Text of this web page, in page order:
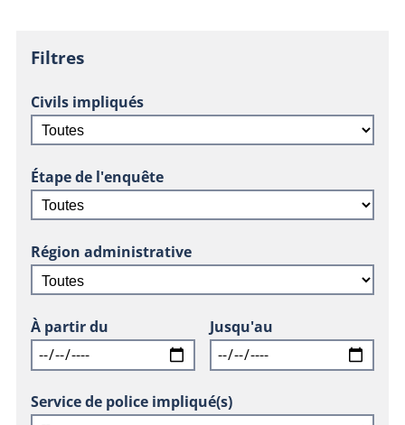
Filtres
Civils impliqués
Étape de l'enquête
Région administrative
À partir du Jusqu'au
Service de police impliqué(s)